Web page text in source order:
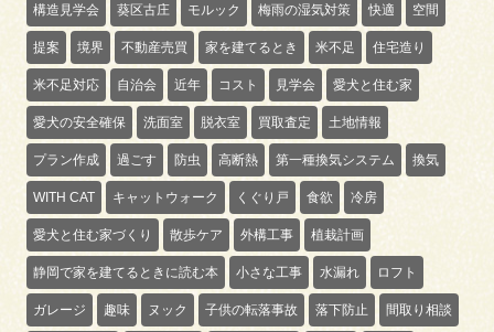
構造見学会 葵区古庄 モルック 梅雨の湿気対策 快適 空間
提案 境界 不動産売買 家を建てるとき 米不足 住宅造り
米不足対応 自治会 近年 コスト 見学会 愛犬と住む家
愛犬の安全確保 洗面室 脱衣室 買取査定 土地情報
プラン作成 過ごす 防虫 高断熱 第一種換気システム 換気
WITH CAT キャットウォーク くぐり戸 食欲 冷房
愛犬と住む家づくり 散歩ケア 外構工事 植栽計画
静岡で家を建てるときに読む本 小さな工事 水漏れ ロフト
ガレージ 趣味 ヌック 子供の転落事故 落下防止 間取り相談